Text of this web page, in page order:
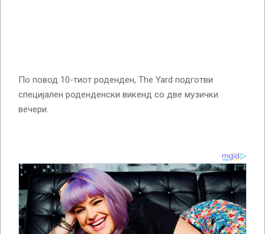
По повод 10-тиот роденден, The Yard подготви
специјален роденденски викенд со две музички
вечери.